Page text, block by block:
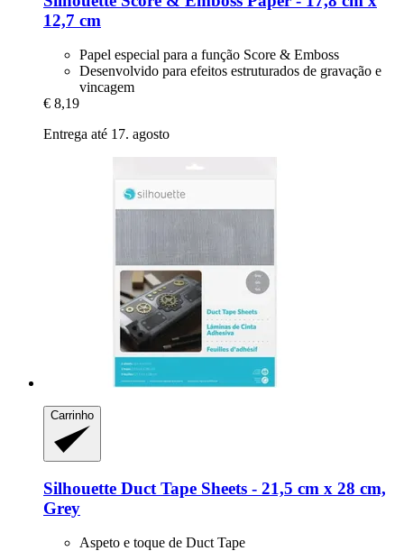
12,7 cm
Papel especial para a função Score & Emboss
Desenvolvido para efeitos estruturados de gravação e
vincagem
€ 8,19
Entrega até 17. agosto
Carrinho
Silhouette Duct Tape Sheets -​ 21,5 cm x 28 cm,
Grey
Aspeto e toque de Duct Tape